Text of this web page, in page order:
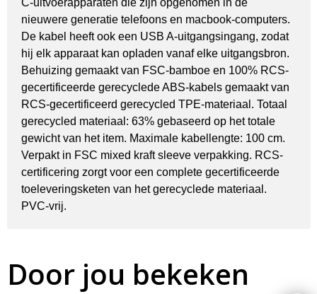
C-uitvoerapparaten die zijn opgenomen in de
nieuwere generatie telefoons en macbook-computers.
De kabel heeft ook een USB A-uitgangsingang, zodat
hij elk apparaat kan opladen vanaf elke uitgangsbron.
Behuizing gemaakt van FSC-bamboe en 100% RCS-
gecertificeerde gerecyclede ABS-kabels gemaakt van
RCS-gecertificeerd gerecycled TPE-materiaal. Totaal
gerecycled materiaal: 63% gebaseerd op het totale
gewicht van het item. Maximale kabellengte: 100 cm.
Verpakt in FSC mixed kraft sleeve verpakking. RCS-
certificering zorgt voor een complete gecertificeerde
toeleveringsketen van het gerecyclede materiaal.
PVC-vrij.
Door jou bekeken